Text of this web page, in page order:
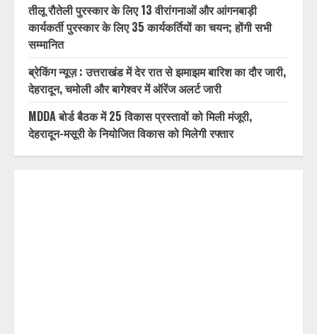
तीलू रौतेली पुरस्कार के लिए 13 वीरांगनाओं और आंगनबाड़ी
कार्यकर्ती पुरस्कार के लिए 35 कार्यकर्तियों का चयन; होंगी सभी
सम्मानित
ब्रेकिंग न्यूज़ : उत्तराखंड में देर रात से झमाझम बारिश का दौर जारी,
देहरादून, चमोली और बागेश्वर में ऑरेंज अलर्ट जारी
MDDA बोर्ड बैठक में 25 विकास प्रस्तावों को मिली मंजूरी,
देहरादून-मसूरी के नियोजित विकास को मिलेगी रफ्तार